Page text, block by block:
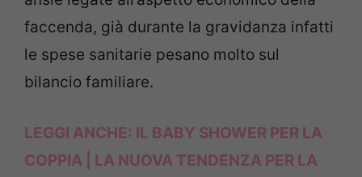
faccenda, già durante la gravidanza infatti
le spese sanitarie pesano molto sul
bilancio familiare.
LEGGI ANCHE: IL BABY SHOWER PER LA
COPPIA | LA NUOVA TENDENZA PER LA